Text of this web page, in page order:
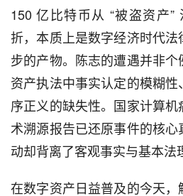
150 亿比特币从 “被盗资产”
折，本质上是数字经济时代
步的产物。陈志的遭遇并非
资产执法中事实认定的模糊
序正义的缺失性。国家计算
术溯源报告已还原事件的核
动却背离了客观事实与基本法
在数字资产日益普及的今天